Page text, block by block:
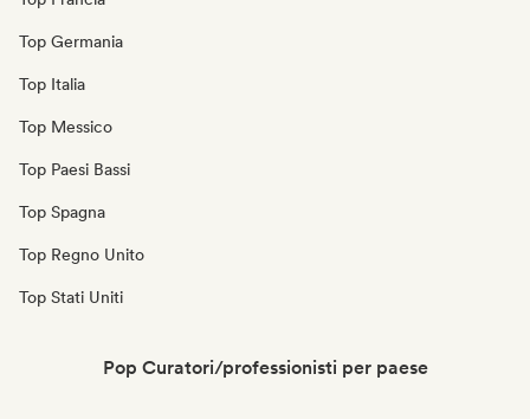
Top Germania
Top Italia
Top Messico
Top Paesi Bassi
Top Spagna
Top Regno Unito
Top Stati Uniti
Pop Curatori/professionisti per paese